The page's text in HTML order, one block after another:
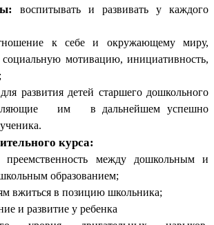
воспитывать и развивать у каждого
к себе и окружающему миру,
мотивацию, инициативность,
;
развития детей старшего дошкольного
им в дальнейшем успешно
курса:
преемственность между дошкольным и
образованием;
вжиться в позицию школьника;
и развитие у ребенка